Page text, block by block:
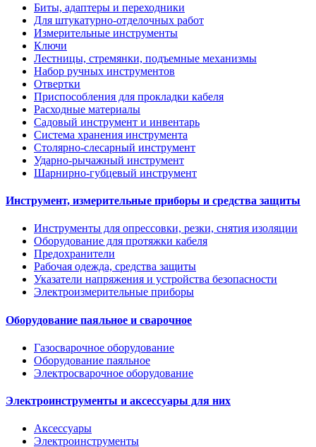
Биты, адаптеры и переходники
Для штукатурно-отделочных работ
Измерительные инструменты
Ключи
Лестницы, стремянки, подъемные механизмы
Набор ручных инструментов
Отвертки
Приспособления для прокладки кабеля
Расходные материалы
Садовый инструмент и инвентарь
Система хранения инструмента
Столярно-слесарный инструмент
Ударно-рычажный инструмент
Шарнирно-губцевый инструмент
Инструмент, измерительные приборы и средства защиты
Инструменты для опрессовки, резки, снятия изоляции
Оборудование для протяжки кабеля
Предохранители
Рабочая одежда, средства защиты
Указатели напряжения и устройства безопасности
Электроизмерительные приборы
Оборудование паяльное и сварочное
Газосварочное оборудование
Оборудование паяльное
Электросварочное оборудование
Электроинструменты и аксессуары для них
Аксессуары
Электроинструменты